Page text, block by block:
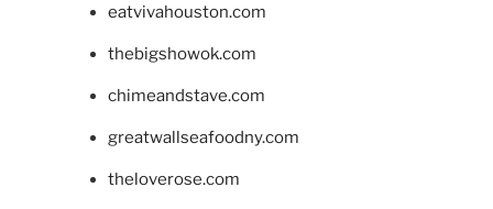
eatvivahouston.com
thebigshowok.com
chimeandstave.com
greatwallseafoodny.com
theloverose.com